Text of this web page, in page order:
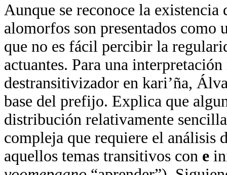
Aunque se reconoce la
alomorfos son presentados como
que no es fácil percibir la
actuantes. Para una
destransitivizador en kari’ña,
base del prefijo. Explica que
distribución relativamente
compleja que requiere el análisis
aquellos temas transitivos con e